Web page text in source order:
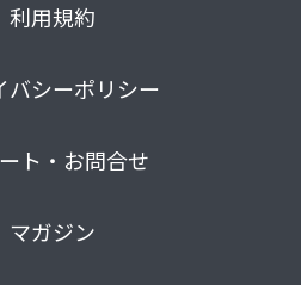
利用規約
バシーポリシー
ト・お問合せ
マガジン